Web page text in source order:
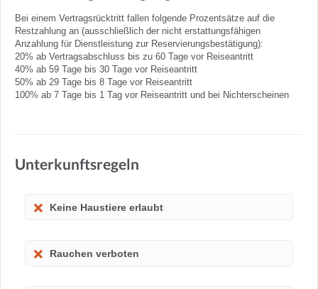
Bei einem Vertragsrücktritt fallen folgende Prozentsätze auf die
Restzahlung an (ausschließlich der nicht erstattungsfähigen
Anzahlung für Dienstleistung zur Reservierungsbestätigung):
20% ab Vertragsabschluss bis zu 60 Tage vor Reiseantritt
40% ab 59 Tage bis 30 Tage vor Reiseantritt
50% ab 29 Tage bis 8 Tage vor Reiseantritt
100% ab 7 Tage bis 1 Tag vor Reiseantritt und bei Nichterscheinen
Unterkunftsregeln
Keine Haustiere erlaubt
Rauchen verboten